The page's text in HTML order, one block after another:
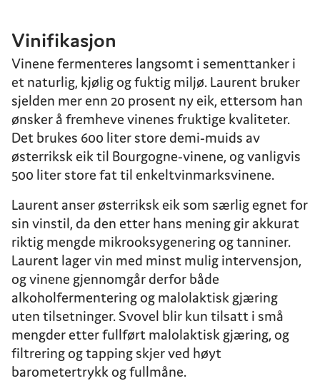
Vinifikasjon
Vinene fermenteres langsomt i sementtanker i
et naturlig, kjølig og fuktig miljø. Laurent bruker
sjelden mer enn 20 prosent ny eik, ettersom han
ønsker å fremheve vinenes fruktige kvaliteter.
Det brukes 600 liter store demi-muids av
østerriksk eik til Bourgogne-vinene, og vanligvis
500 liter store fat til enkeltvinmarksvinene.
Laurent anser østerriksk eik som særlig egnet for
sin vinstil, da den etter hans mening gir akkurat
riktig mengde mikrooksygenering og tanniner.
Laurent lager vin med minst mulig intervensjon,
og vinene gjennomgår derfor både
alkoholfermentering og malolaktisk gjæring
uten tilsetninger. Svovel blir kun tilsatt i små
mengder etter fullført malolaktisk gjæring, og
filtrering og tapping skjer ved høyt
barometertrykk og fullmåne.